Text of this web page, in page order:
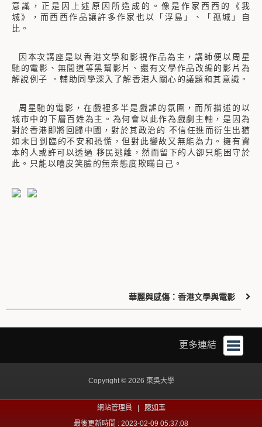
意識，正是因上述原因所造成的。像是作家西西的《我
城》，而西西作品讓許多作家也以「浮島」、「孤城」自
比。
因本次講座是以香港文學和影視作品為主，講師便以周星
馳的電影、無間道等黑幫影片、還有文學作品改編的影片為
解說例子 。輔助同學深入了解香港人關心的議題和其意識。
周星馳的電影，在戲裡多半是戲謔的氛圍，而所描述的以
城市中的下層百姓為主。為何會以此作為戲劇主軸，是因為
對於香港即將回歸中國，對於其政治的 不信任進而衍生出猶
如末日到臨的不安和恐慌，但對此變故又無能為力。擁有資
本的人或許可以透過 移民逃離，然而留下的人卻只能困守於
此。只能以嘻皮笑臉的無奈態度欺瞞自己。
華麗與感傷：香港文學與電影
更多連結
Copyright © 2026 東吳大學
網站管理員 |
陳如玉
最後更新時間 : 2023-02-09 05:37:08